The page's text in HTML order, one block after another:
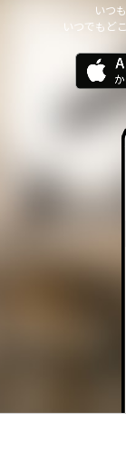
いつ
いつでもど